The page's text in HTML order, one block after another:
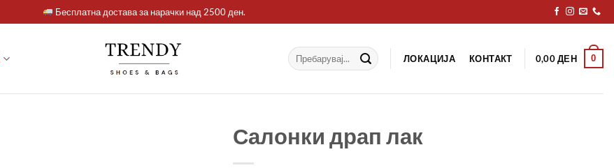
Бесплатна достава за нарачки над 2500 ден.
Барај
за:
ЛОКАЦИЈА КОНТАКТ 0,00ДЕН 0
Салонки драп лак